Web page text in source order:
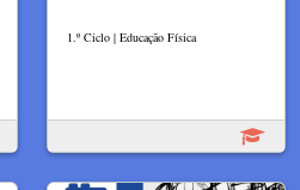
1.º Ciclo | Educação Física